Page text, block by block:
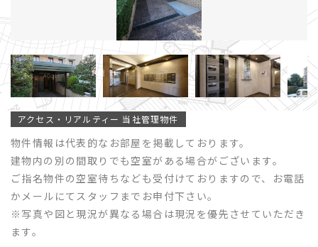
アクセス・リアルティー 当社管理物件
物件情報は代表的なお部屋を掲載しております。
建物内の別の間取りでも空室がある場合がございます。
ご指名物件の空室待ちなども受付けておりますので、お電話
かメールにてスタッフまでお申付下さい。
※写真や図と現況が異なる場合は現況を優先させていただき
ます。